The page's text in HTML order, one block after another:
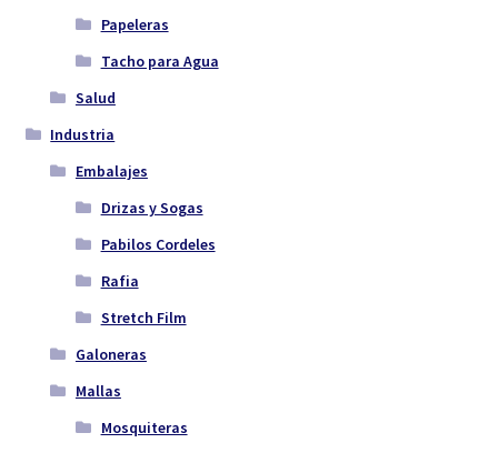
Papeleras
Tacho para Agua
Salud
Industria
Embalajes
Drizas y Sogas
Pabilos Cordeles
Rafia
Stretch Film
Galoneras
Mallas
Mosquiteras